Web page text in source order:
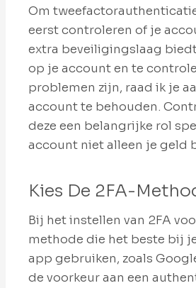
Om
eerst controleren of je
extra beveiligingslaag
op je account en te
problemen zijn, raad ik je
account te behouden.
deze een belangrijke rol
account niet alleen je geld
Kies De 2FA-
Bij het instellen van 2FA
methode die het beste bij
app gebruiken, zoals
de voorkeur aan een